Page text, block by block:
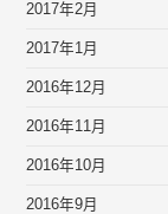
2017年2月
2017年1月
2016年12月
2016年11月
2016年10月
2016年9月